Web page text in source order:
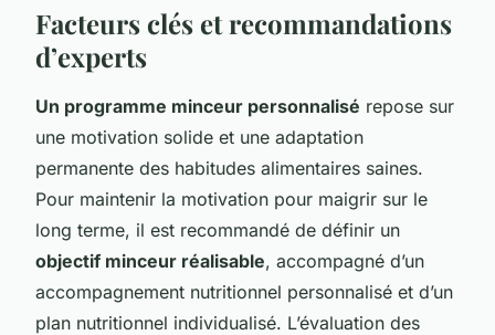
Facteurs clés et recommandations
d’experts
Un programme minceur personnalisé repose sur
une motivation solide et une adaptation
permanente des habitudes alimentaires saines.
Pour maintenir la motivation pour maigrir sur le
long terme, il est recommandé de définir un
objectif minceur réalisable, accompagné d’un
accompagnement nutritionnel personnalisé et d’un
plan nutritionnel individualisé. L’évaluation des